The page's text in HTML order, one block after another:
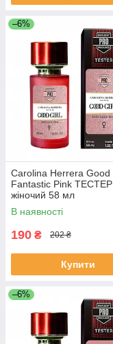
–6%
Carolina Herrera Good
Fantastic Pink
жіночий 58 мл
В наявності
190 ₴ 202 ₴
Купити
–6%